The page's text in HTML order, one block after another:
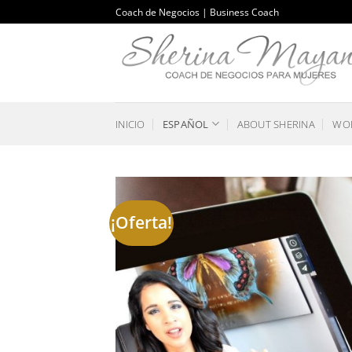
al
Coach de Negocios | Business Coach
INICIO ESPAÑOL ABOUT SHERINA
¡Oferta!